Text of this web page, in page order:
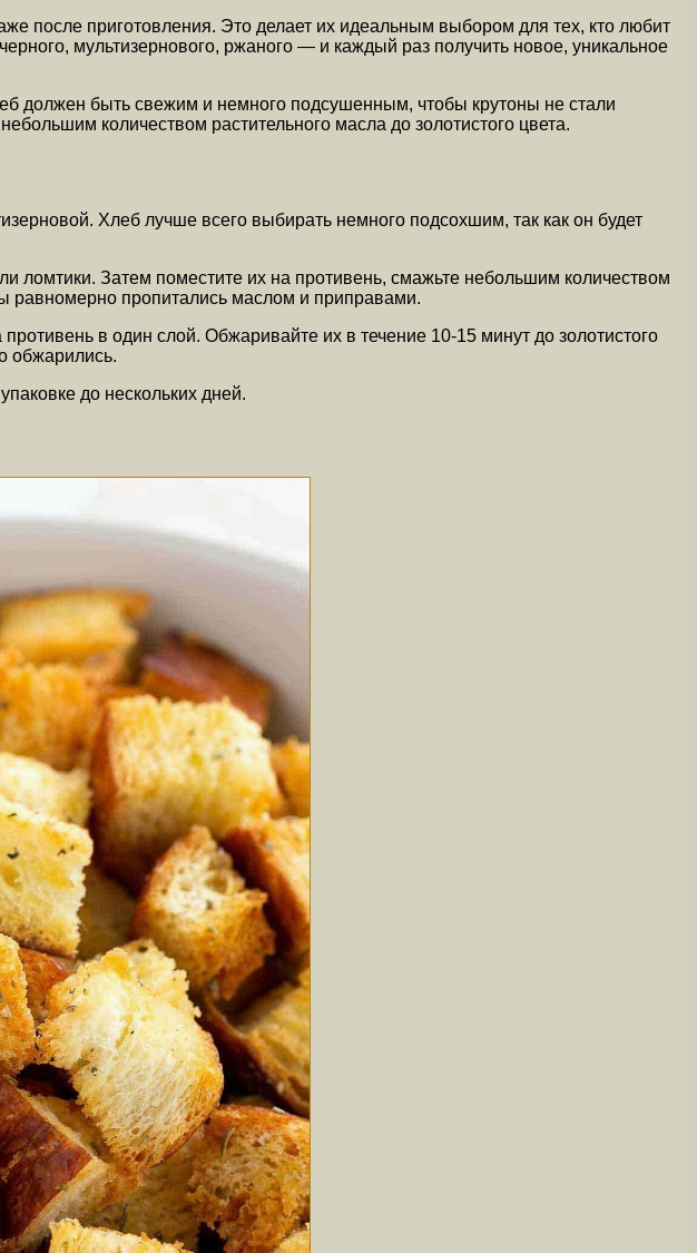
после приготовления. Это делает их идеальным выбором для тех, кто любит
мультизернового, ржаного — и каждый раз получить новое, уникальное
должен быть свежим и немного подсушенным, чтобы крутоны не стали
количеством растительного масла до золотистого цвета.
Хлеб лучше всего выбирать немного подсохшим, так как он будет
ломтики. Затем поместите их на противень, смажьте небольшим количеством
равномерно пропитались маслом и приправами.
в один слой. Обжаривайте их в течение 10-15 минут до золотистого
обжарились.
до нескольких дней.